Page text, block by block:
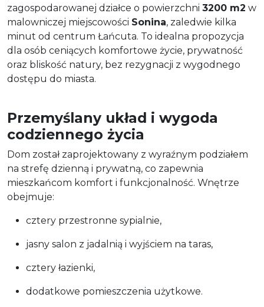
zagospodarowanej działce o powierzchni 3200 m2 w
malowniczej miejscowości Sonina, zaledwie kilka
minut od centrum Łańcuta. To idealna propozycja
dla osób ceniących komfortowe życie, prywatność
oraz bliskość natury, bez rezygnacji z wygodnego
dostępu do miasta.
Przemyślany układ i wygoda
codziennego życia
Dom został zaprojektowany z wyraźnym podziałem
na strefę dzienną i prywatną, co zapewnia
mieszkańcom komfort i funkcjonalność. Wnętrze
obejmuje:
cztery przestronne sypialnie,
jasny salon z jadalnią i wyjściem na taras,
cztery łazienki,
dodatkowe pomieszczenia użytkowe.